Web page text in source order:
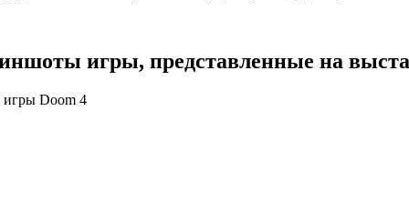
игры, представленные на